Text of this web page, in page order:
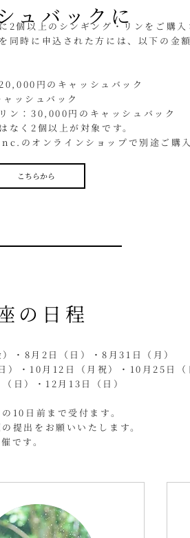
ュバックに
2個以上のシンギング・リンをご購
同時に申込された方には、以下の金
円のキャッシュバック
ッシュバック
ン：30,000円のキャッシュバック
なく2個以上が対象です。
のオンラインショップで別途ご購
こちらから
の日程
・8月2日（日）・8月31日（月）
）・10月12日（月祝）・10月25日（
日）・12月13日（日）
10日前まで受付ます。
提出をお願いいたします。
です。